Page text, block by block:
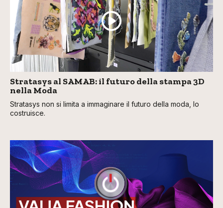
Stratasys al SAMAB: il futuro della stampa 3D
nella Moda
Stratasys non si limita a immaginare il futuro della moda, lo
costruisce.